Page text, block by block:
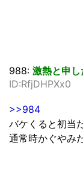
988: 激熱と申し
ID:RfjDHPXx0
>>984
バケくると初当
通常時かぐやみ